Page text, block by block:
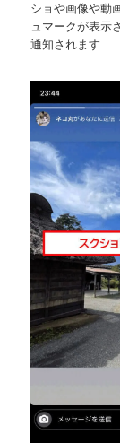
ショや画像や動
ュマークが表示
通知されます